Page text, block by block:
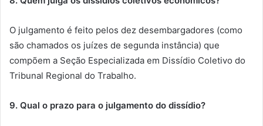
O julgamento é feito pelos dez desembargadores (como
são chamados os juízes de segunda instância) que
compõem a Seção Especializada em Dissídio Coletivo do
Tribunal Regional do Trabalho.
9. Qual o prazo para o julgamento do dissídio?